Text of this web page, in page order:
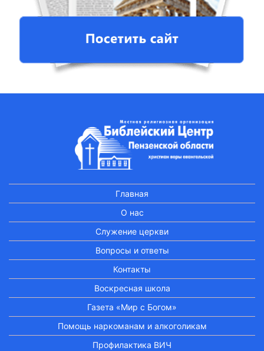
Главная
О нас
Служение церкви
Вопросы и ответы
Контакты
Воскресная школа
Газета «Мир с Богом»
Помощь наркоманам и алкоголикам
Профилактика ВИЧ